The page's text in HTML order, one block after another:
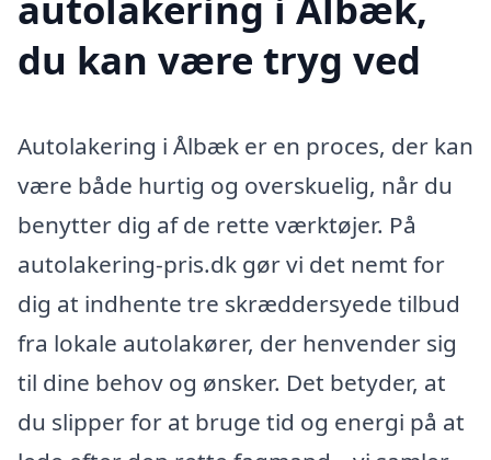
du kan være tryg ved
Autolakering i Ålbæk er en proces, der kan
være både hurtig og overskuelig, når du
benytter dig af de rette værktøjer. På
autolakering-pris.dk gør vi det nemt for
dig at indhente tre skræddersyede tilbud
fra lokale autolakører, der henvender sig
til dine behov og ønsker. Det betyder, at
du slipper for at bruge tid og energi på at